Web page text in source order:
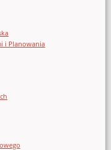
i Planowania